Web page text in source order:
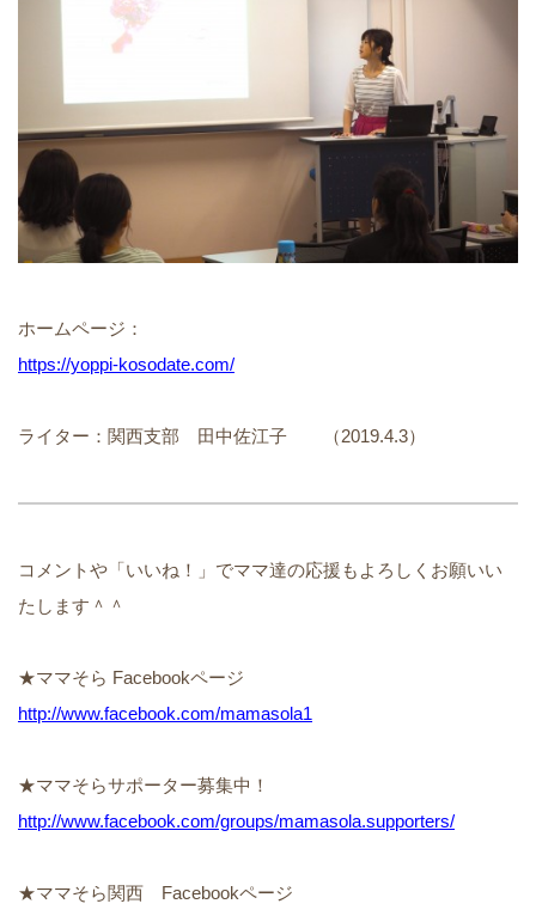
ホームページ：
https://yoppi-kosodate.com/
ライター：関西支部 田中佐江子 （2019.4.3）
コメントや「いいね！」でママ達の応援もよろしくお願いい
たします＾＾
★ママそら Facebookページ
http://www.facebook.com/mamasola1
★ママそらサポーター募集中！
http://www.facebook.com/groups/mamasola.supporters/
★ママそら関西 Facebookページ